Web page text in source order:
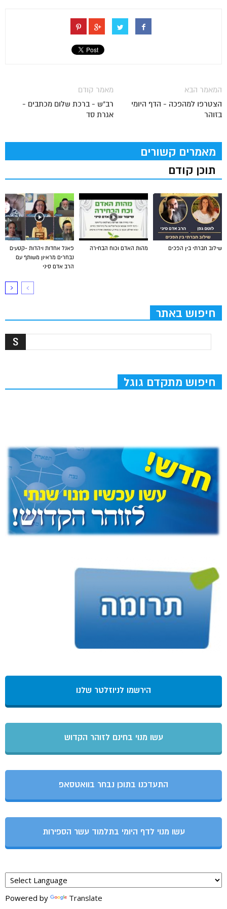
מאמר קודם
רב"ש - ברכת שלום מכתבים -
אגרת סד
המאמר הבא
הצטרפו למהפכה - הדף היומי
בזוהר
מאמרים קשורים
תוכן קודם
פאנל אחדות ויהדות -קטעים
נבחרים מראיון משותף עם
הרב אדם סיני
מהות האדם וכוח הבחירה שילוב חברתי בין הפכים
חיפוש באתר
חיפוש מתקדם גוגל
הירשמו לניוזלטר שלנו
עשו מנוי בחינם לזוהר הקדוש
התעדכנו בתוכן נבחר בוואטסאפ
עשו מנוי לדף היומי בתלמוד עשר הספירות
Powered by Translate